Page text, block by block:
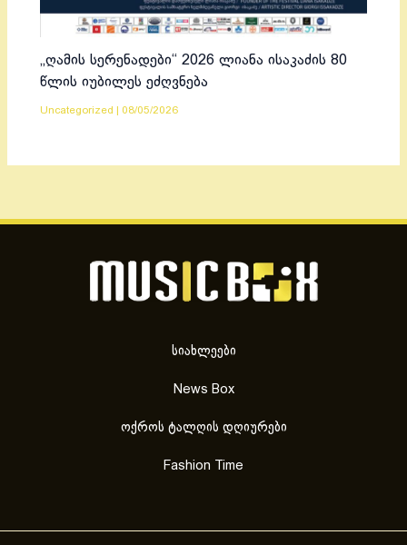
„ღამის სერენადები“ 2026 ლიანა ისაკაძის 80
წლის იუბილეს ეძღვნება
Uncategorized 08/05/2026
სიახლეები
News Box
ოქროს ტალღის დღიურები
Fashion Time